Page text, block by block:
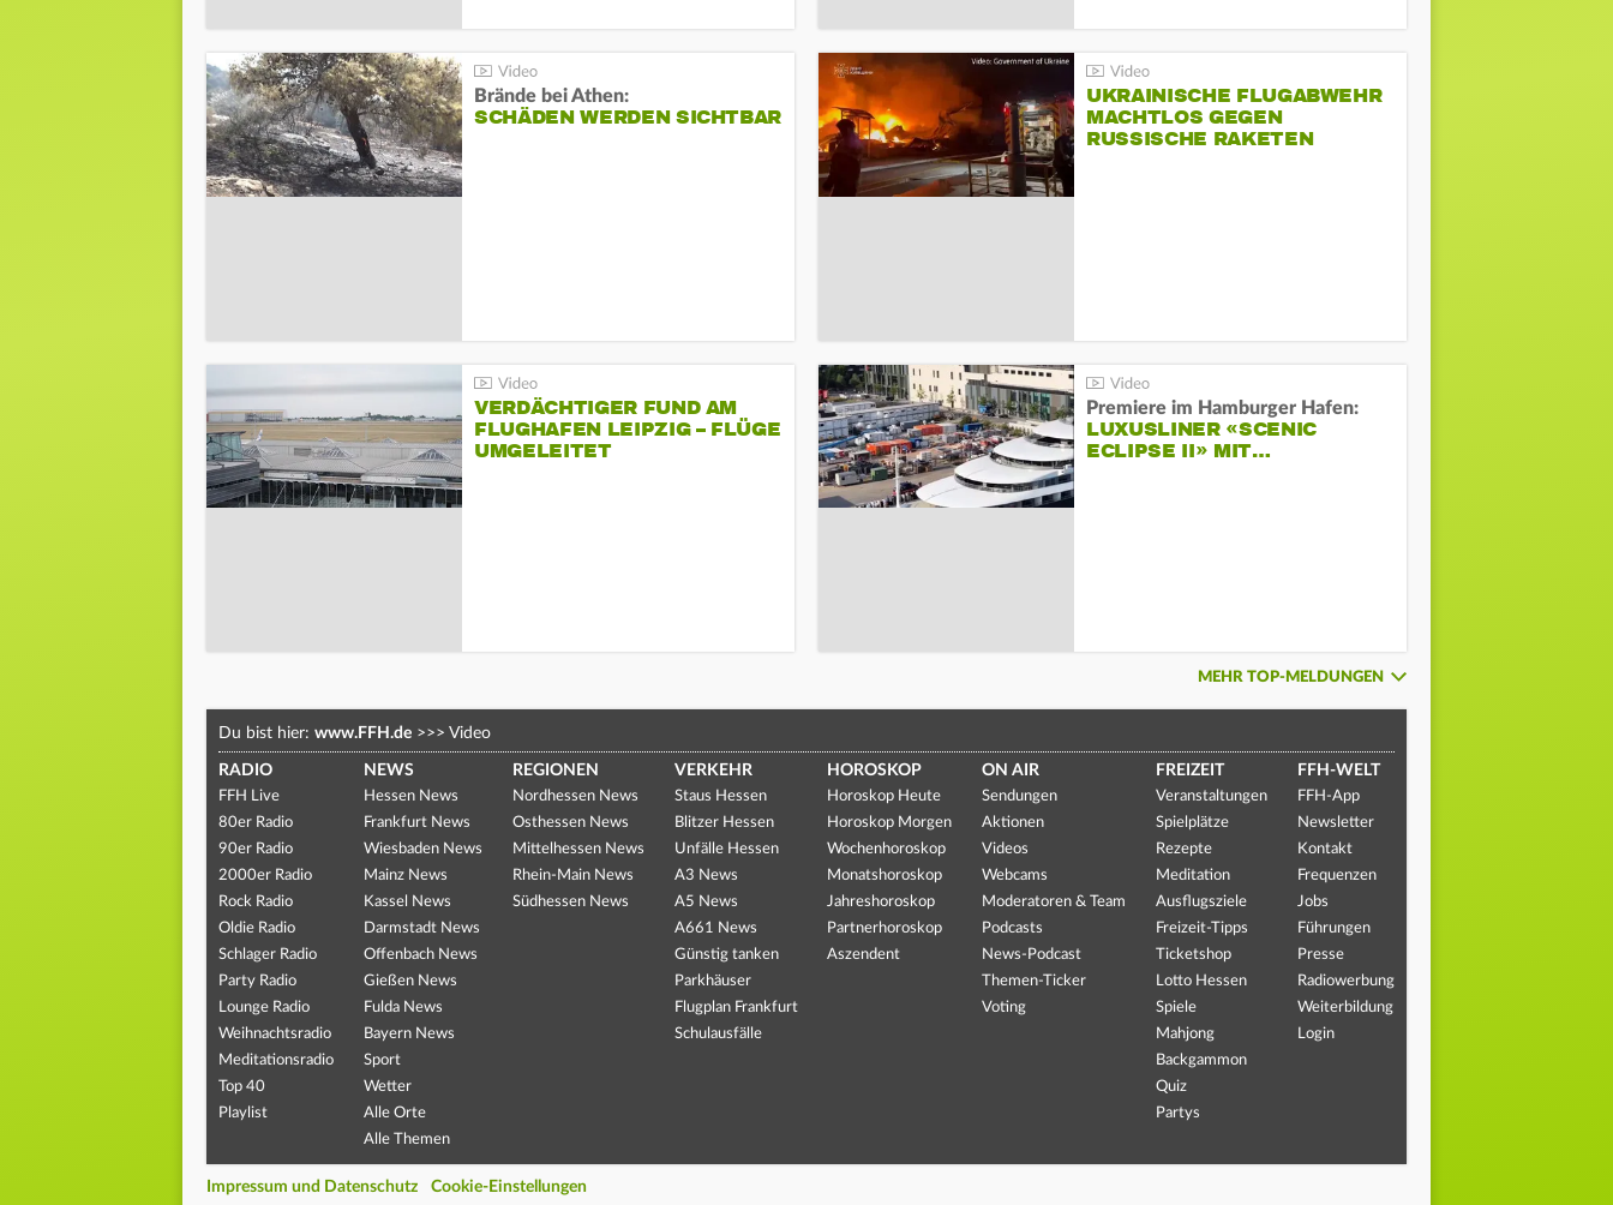
Brände bei Athen:
SCHÄDEN WERDEN SICHTBAR
UKRAINISCHE FLUGABWEHR
MACHTLOS GEGEN
RUSSISCHE RAKETEN
VERDÄCHTIGER FUND AM
FLUGHAFEN LEIPZIG – FLÜGE
UMGELEITET
Premiere im Hamburger Hafen:
LUXUSLINER «SCENIC
ECLIPSE II» MIT…
MEHR TOP-MELDUNGEN
Du bist hier: www.FFH.de >>> Video
RADIO
FFH Live
80er Radio
90er Radio
2000er Radio
Rock Radio
Oldie Radio
Schlager Radio
Party Radio
Lounge Radio
Weihnachtsradio
Meditationsradio
Top 40
Playlist
NEWS
Hessen News
Frankfurt News
Wiesbaden News
Mainz News
Kassel News
Darmstadt News
Offenbach News
Gießen News
Fulda News
Bayern News
Sport
Wetter
Alle Orte
Alle Themen
REGIONEN
Nordhessen News
Osthessen News
Mittelhessen News
Rhein-Main News
Südhessen News
VERKEHR
Staus Hessen
Blitzer Hessen
Unfälle Hessen
A3 News
A5 News
A661 News
Günstig tanken
Parkhäuser
Flugplan Frankfurt
Schulausfälle
HOROSKOP
Horoskop Heute
Horoskop Morgen
Wochenhoroskop
Monatshoroskop
Jahreshoroskop
Partnerhoroskop
Aszendent
ON AIR
Sendungen
Aktionen
Videos
Webcams
Moderatoren & Team
Podcasts
News-Podcast
Themen-Ticker
Voting
FREIZEIT
Veranstaltungen
Spielplätze
Rezepte
Meditation
Ausflugsziele
Freizeit-Tipps
Ticketshop
Lotto Hessen
Spiele
Mahjong
Backgammon
Quiz
Partys
FFH-WELT
FFH-App
Newsletter
Kontakt
Frequenzen
Jobs
Führungen
Presse
Radiowerbung
Weiterbildung
Login
Impressum und Datenschutz Cookie-Einstellungen